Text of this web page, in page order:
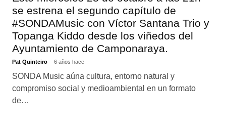
se estrena el segundo capítulo de
#SONDAMusic con Víctor Santana Trio y
Topanga Kiddo desde los viñedos del
Ayuntamiento de Camponaraya.
Pat Quinteiro 6 años hace
SONDA Music aúna cultura, entorno natural y
compromiso social y medioambiental en un formato
de…